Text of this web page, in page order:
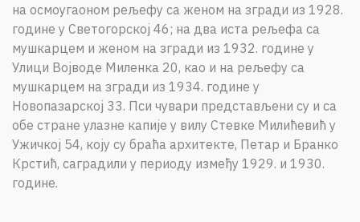
на осмоугаоном рељефу са женом на згради из 1928.
године у Светогорској 46; на два иста рељефа са
мушкарцем и женом на згради из 1932. године у
Улици Војводе Миленка 20, као и на рељефу са
мушкарцем на згради из 1934. године у
Новопазарској 33. Пси чувари представљени су и са
обе стране улазне капије у вилу Стевке Милићевић у
Ужичкој 54, коју су браћа архитекте, Петар и Бранко
Крстић, саградили у периоду између 1929. и 1930.
године.